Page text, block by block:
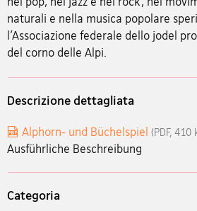
naturali e nella musica popolare
l'Associazione federale dello jodel
del corno delle Alpi.
Descrizione dettagliata
Alphorn- und Büchelspiel (PDF, 410
Ausführliche Beschreibung
Categoria